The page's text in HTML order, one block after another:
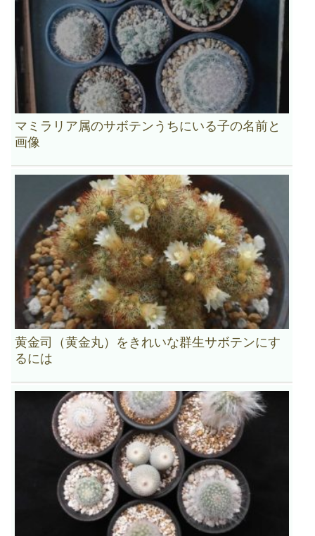
マミラリア属のサボテンうちにいる子の名前と
画像
黄金司（黄金丸）をきれいな群生サボテンにす
るには